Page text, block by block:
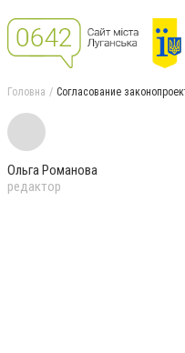
Головна Согласование
Ольга Романова
редактор